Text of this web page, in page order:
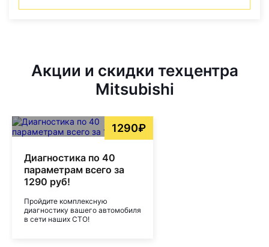
Акции и скидки техцентра
Mitsubishi
1290₽
Диагностика по 40
параметрам всего за
1290 руб!
Пройдите комплексную
диагностику вашего автомобиля
в сети наших СТО!